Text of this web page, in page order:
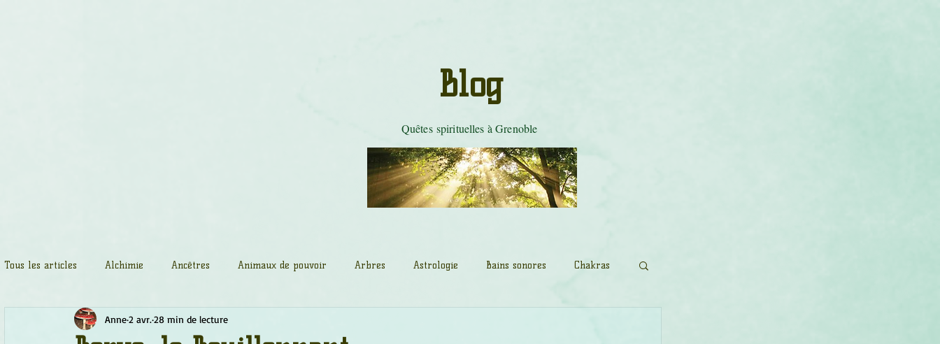
Quêtes spirituelles à Grenoble
Blog
Tous les articles Alchimie Ancêtres Animaux de pouvoir Arbres Astrologie Bains sonores Chakras
Chamanisme Champignons Conscience
Anne2 avr.28 min de lecture